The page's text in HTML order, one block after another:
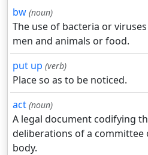
bw (noun)
The use of bacteria or
men and animals or food.
put up (verb)
Place so as to be noticed.
act (noun)
A legal document codifying
deliberations of a committee
body.